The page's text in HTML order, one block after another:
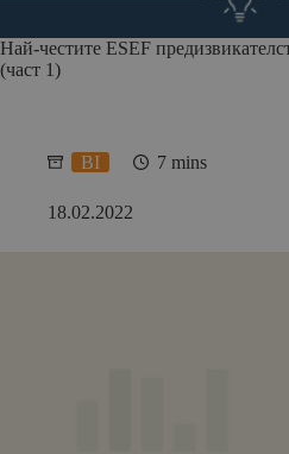
Най-честите ESEF
(част 1)
BI 7 mins
18.02.2022